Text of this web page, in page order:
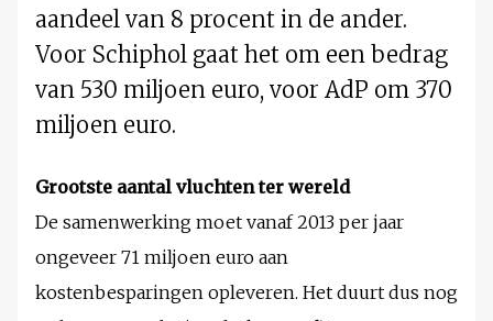
aandeel van 8 procent in de ander.
Voor Schiphol gaat het om een bedrag
van 530 miljoen euro, voor AdP om 370
miljoen euro.
Grootste aantal vluchten ter wereld
De samenwerking moet vanaf 2013 per jaar
ongeveer 71 miljoen euro aan
kostenbesparingen opleveren. Het duurt dus nog